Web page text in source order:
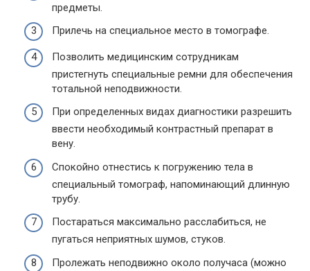
предметы.
Прилечь на специальное место в томографе.
Позволить медицинским сотрудникам
пристегнуть специальные ремни для обеспечения
тотальной неподвижности.
При определенных видах диагностики разрешить
ввести необходимый контрастный препарат в
вену.
Спокойно отнестись к погружению тела в
специальный томограф, напоминающий длинную
трубу.
Постараться максимально расслабиться, не
пугаться неприятных шумов, стуков.
Пролежать неподвижно около получаса (можно